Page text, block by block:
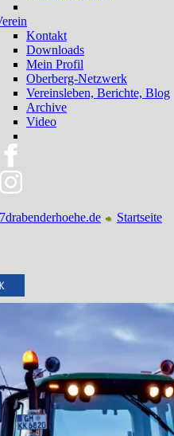
Kontakt
Downloads
Mein Profil
Oberberg-Netzwerk
Vereinsleben, Berichte, Blog
Archive
Video
Startseite